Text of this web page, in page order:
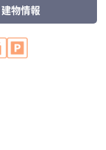
建物情報